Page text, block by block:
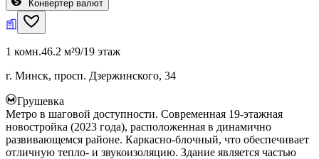
Конвертер валют
1 комн.46.2 м²9/19 этаж
г. Минск, просп. Дзержинского, 34
Грушевка
Метро в шаговой доступности. Современная 19-этажная
новостройка (2023 года), расположенная в динамично
развивающемся районе. Каркасно-блочный, что обеспечивает
отличную тепло- и звукоизоляцию. Здание является частью